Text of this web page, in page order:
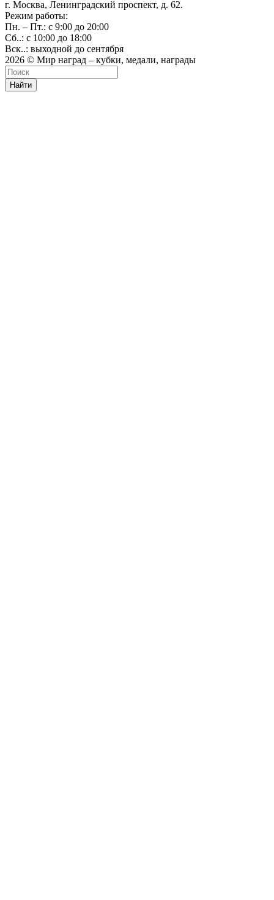
г. Москва, Ленинградский проспект, д. 62.
Режим работы:
Пн. – Пт.: с 9:00 до 20:00
Сб..: с 10:00 до 18:00
Вск..: выходной до сентября
2026 © Мир наград – кубки, медали, награды
Найти